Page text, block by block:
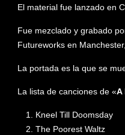
El material fue lanzado en
Fue mezclado y grabado
Futureworks en
La portada es la que se
La lista de canciones de «A
Kneel Till Doomsday
The Poorest Waltz